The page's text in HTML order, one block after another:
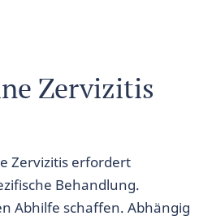
Zervizitis
Zervizitis erfordert
Behandlung.
Abhilfe schaffen. Abhängig